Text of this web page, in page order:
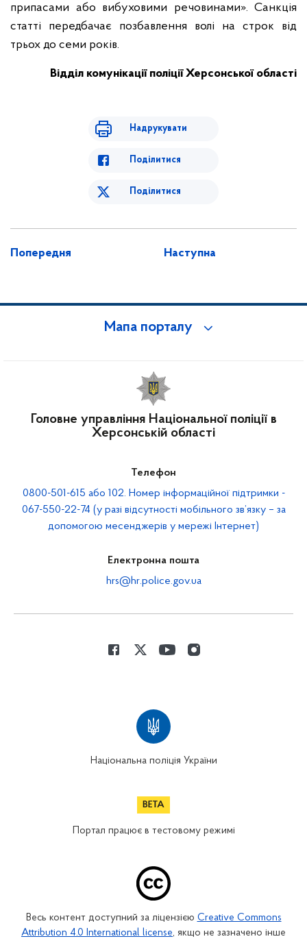
припасами або вибуховими речовинами». Санкція
статті передбачає позбавлення волі на строк від
трьох до семи років.
Відділ комунікації поліції Херсонської області
Надрукувати
Поділитися
Поділитися
Попередня Наступна
Мапа порталу
Головне управління Національної поліції в
Херсонській області
Телефон
0800-501-615 або 102. Номер інформаційної підтримки -
067-550-22-74 (у разі відсутності мобільного зв’язку – за
допомогою месенджерів у мережі Інтернет)
Електронна пошта
hrs@hr.police.gov.ua
Національна поліція України
Портал працює в тестовому режимі
Весь контент доступний за ліцензією Creative Commons
Attribution 4.0 International license, якщо не зазначено інше